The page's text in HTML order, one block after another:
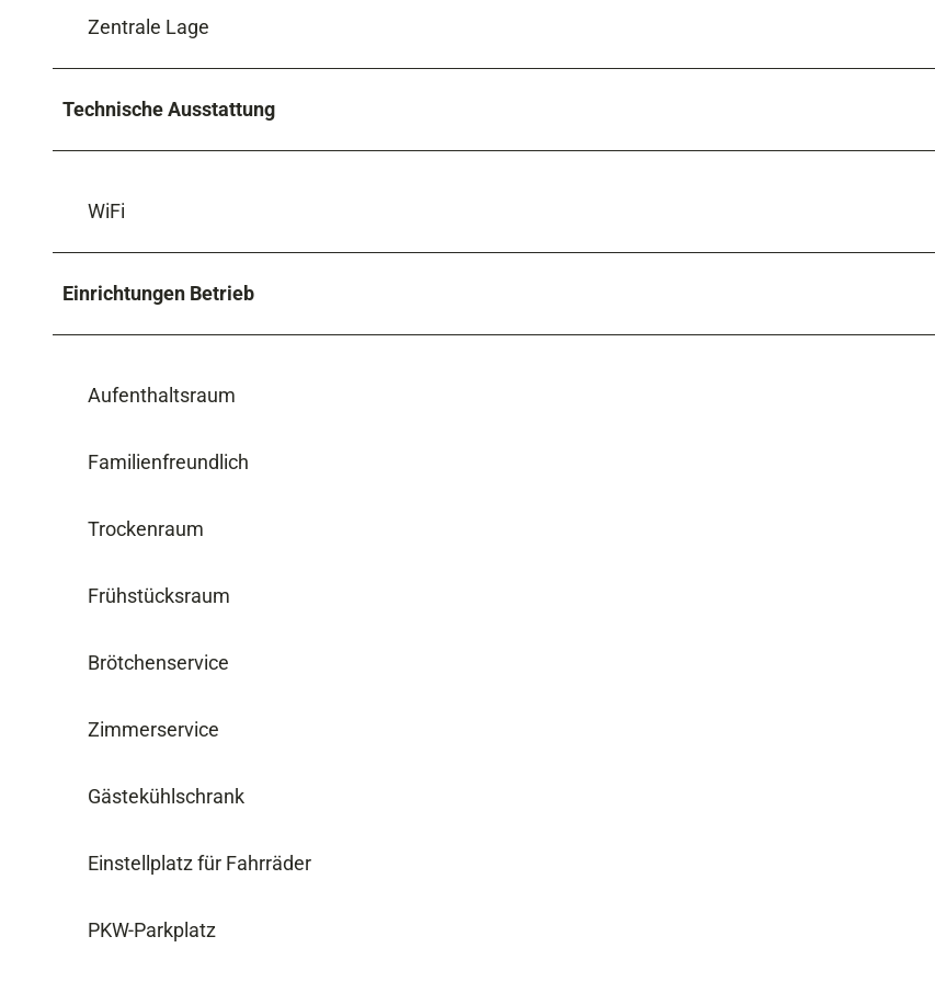
Zentrale Lage
Technische Ausstattung
WiFi
Einrichtungen Betrieb
Aufenthaltsraum
Familienfreundlich
Trockenraum
Frühstücksraum
Brötchenservice
Zimmerservice
Gästekühlschrank
Einstellplatz für Fahrräder
PKW-Parkplatz